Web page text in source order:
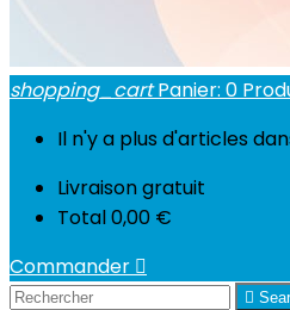
shopping_cart Panier: 0
Il n'y a plus d'articles
Livraisongratuit
Total0,00 €
Commander 
